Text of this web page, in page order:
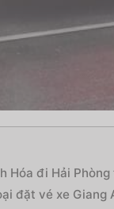
Hóa đi Hải
đặt vé xe Giang